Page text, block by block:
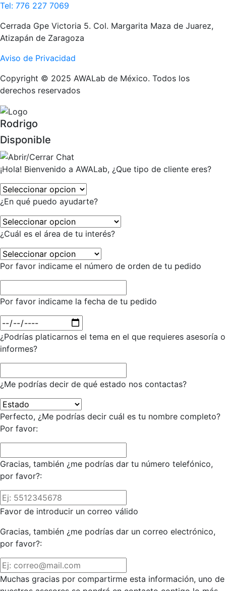
Tel: 776 227 7069
Cerrada Gpe Victoria 5. Col. Margarita Maza de Juarez,
Atizapán de Zaragoza
Aviso de Privacidad
Copyright © 2025 AWALab de México. Todos los
derechos reservados
Rodrigo
Disponible
¡Hola! Bienvenido a AWALab, ¿Que tipo de cliente eres?
¿En qué puedo ayudarte?
¿Cuál es el área de tu interés?
Por favor indicame el número de orden de tu pedido
Por favor indicame la fecha de tu pedido
¿Podrías platicarnos el tema en el que requieres asesoría o
informes?
¿Me podrías decir de qué estado nos contactas?
Perfecto, ¿Me podrías decir cuál es tu nombre completo?
Por favor:
Gracias, también ¿me podrías dar tu número telefónico,
por favor?:
Favor de introducir un correo válido
Gracias, también ¿me podrías dar un correo electrónico,
por favor?:
Muchas gracias por compartirme esta información, uno de